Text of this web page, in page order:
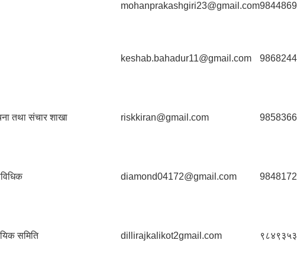
mohanprakashgiri23@gmail.com
keshab.bahadur11@gmail.com
तथा संचार शाखा riskkiran@gmail.com
diamond04172@gmail.com
समिति dillirajkalikot2gmail.com